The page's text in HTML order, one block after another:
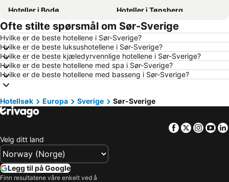
Hoteller i Bodø
Hoteller i Tønsberg
Hoteller i Tromsø
Hoteller i Hamar
Hoteller i Karlstad
Hoteller i Roma
Hoteller i Sandefjord
Hoteller i Ålesund
Hoteller i Geilo
Hoteller i Fredrikstad
Hoteller i Arendal
Hoteller i Norge
Hoteller i Mauritius
Hoteller i Danmark
Hoteller i Spania
Hoteller i Phuket
Hoteller i Västra Götalands län
Hoteller i Kypros
Ofte stilte spørsmål om Sør-Sverige
Hvilke er de beste hotellene i Sør-Sverige?
Hvilke er de beste luksushotellene i Sør-Sverige?
Hvilke er de beste kjæledyrvennlige hotellene i Sør-Sverige?
Hvilke er de beste hotellene med spa i Sør-Sverige?
Hvilke er de beste hotellene med basseng i Sør-Sverige?
Hotellsøk Europa Sverige Sør-Sverige
Facebook
Twitter
Velg ditt land
Legg til på Google
Finn resultatene våre enkelt ved å